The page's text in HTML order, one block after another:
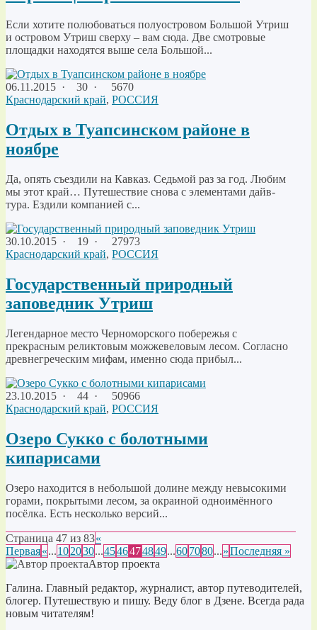
Если хотите полюбоваться полуостровом Большой Утриш
и островом Утриш сверху – вам сюда. Две смотровые
площадки находятся выше села Большой...
06.11.2015 · 30 ·
5670
Краснодарский край, РОССИЯ
Отдых в Туапсинском районе в
ноябре
Да, опять съездили на Кавказ. Седьмой раз за год. Любим
мы этот край… Путешествие снова с элементами дайв-
тура. Ездили компанией с...
30.10.2015 · 19 ·
27973
Краснодарский край, РОССИЯ
Государственный природный
заповедник Утриш
Легендарное место Черноморского побережья с
прекрасным реликтовым можжевеловым лесом. Согласно
древнегреческим мифам, именно сюда прибыл...
23.10.2015 · 44 ·
50966
Краснодарский край, РОССИЯ
Озеро Сукко с болотными
кипарисами
Озеро находится в небольшой долине между невысокими
горами, покрытыми лесом, за окраиной одноимённого
посёлка. Есть несколько версий...
Страница 47 из 83«
Первая«...102030...4546474849...607080...»Последняя »
Автор проекта
Галина. Главный редактор, журналист, автор путеводителей,
блогер. Путешествую и пишу. Веду блог в Дзене. Всегда рада
новым читателям!